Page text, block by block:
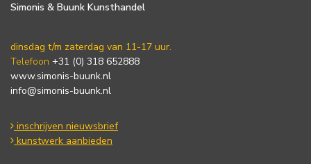
Simonis & Buunk Kunsthandel
dinsdag t/m zaterdag van 11-17 uur.
Telefoon +31 (0) 318 652888
www.simonis-buunk.nl
info@simonis-buunk.nl
inschrijven nieuwsbrief
kunstwerk aanbieden